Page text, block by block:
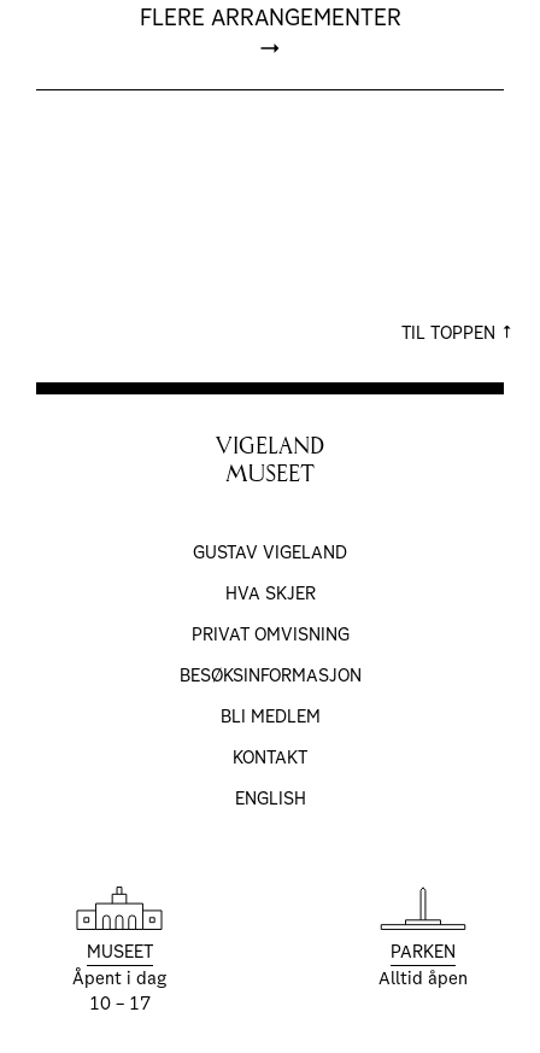
FLERE ARRANGEMENTER
TIL TOPPEN
VIGELAND
MUSEET
GUSTAV VIGELAND
HVA SKJER
PRIVAT OMVISNING
BESØKS­INFORMASJON
BLI MEDLEM
KONTAKT
ENGLISH
MUSEET
Åpent i dag
10 – 17
PARKEN
Alltid åpen